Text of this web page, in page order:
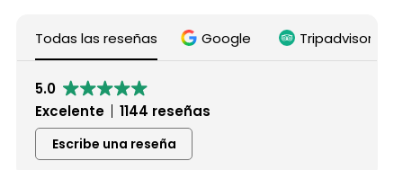
Todas las reseñas Google Tripadvisor
5.0
Excelente
1144 reseñas
Escribe una reseña